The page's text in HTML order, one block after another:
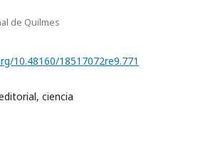
de Quilmes
10.48160/18517072re9.771
ciencia